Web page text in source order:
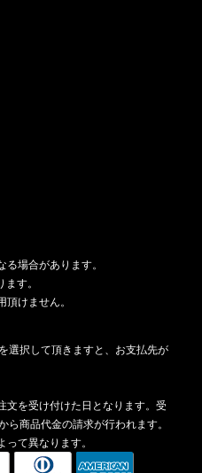
場合があります。
す。
けません。
選択して頂きますと、お支払先が
を受け付けた日となります。受
商品代金の請求が行われます。
て異なります。